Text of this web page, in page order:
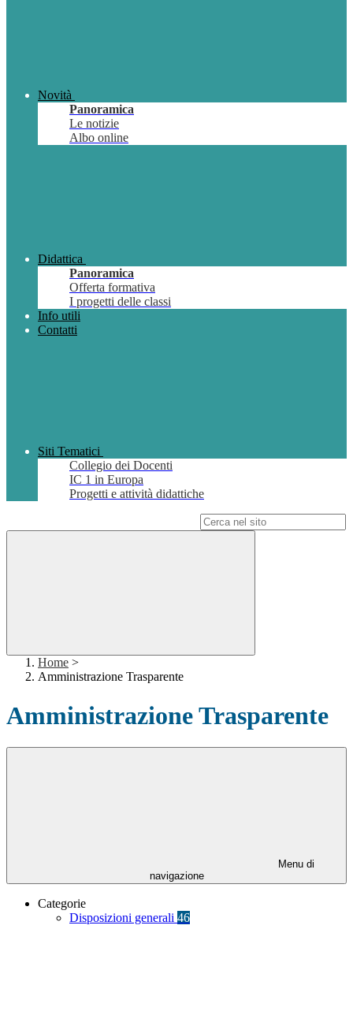
Novità
Panoramica
Le notizie
Albo online
Didattica
Panoramica
Offerta formativa
I progetti delle classi
Info utili
Contatti
Siti Tematici
Collegio dei Docenti
IC 1 in Europa
Progetti e attività didattiche
Home >
Amministrazione Trasparente
Amministrazione Trasparente
Menu di
navigazione
Categorie
Disposizioni generali 46